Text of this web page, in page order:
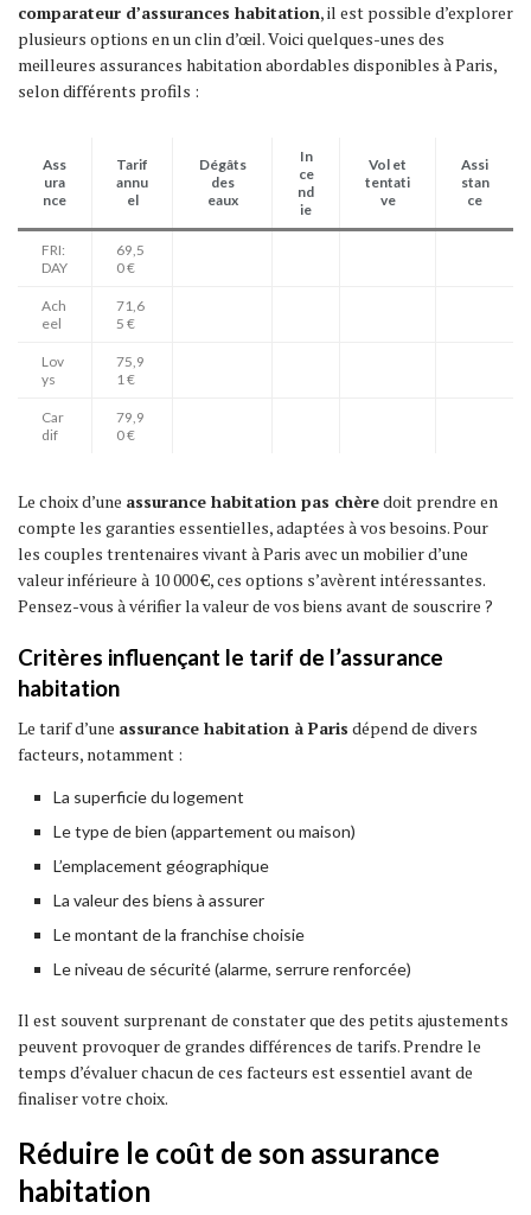
comparateur d’assurances habitation, il est possible d’explorer
plusieurs options en un clin d’œil. Voici quelques-unes des
meilleures assurances habitation abordables disponibles à Paris,
selon différents profils :
Ass
ura
nce
Tarif
annu
el
Dégâts
des
eaux
In
ce
nd
ie
Vol et
tentati
ve
Assi
stan
ce
FRI:
DAY
69,5
0 €
Ach
eel
71,6
5 €
Lov
ys
75,9
1 €
Car
dif
79,9
0 €
Le choix d’une assurance habitation pas chèredoit prendre en
compte les garanties essentielles, adaptées à vos besoins. Pour
les couples trentenaires vivant à Paris avec un mobilier d’une
valeur inférieure à 10 000 €, ces options s’avèrent intéressantes.
Pensez-vous à vérifier la valeur de vos biens avant de souscrire ?
Critères influençant le tarif de l’assurance
habitation
Le tarif d’une assurance habitation à Paris dépend de divers
facteurs, notamment :
La superficie du logement
Le type de bien (appartement ou maison)
L’emplacement géographique
La valeur des biens à assurer
Le montant de la franchise choisie
Le niveau de sécurité (alarme, serrure renforcée)
Il est souvent surprenant de constater que des petits ajustements
peuvent provoquer de grandes différences de tarifs. Prendre le
temps d’évaluer chacun de ces facteurs est essentiel avant de
finaliser votre choix.
Réduire le coût de son assurance
habitation